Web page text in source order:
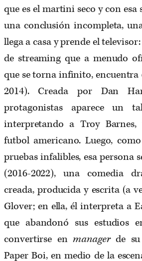
que es el martini seco y con esa
una conclusión incompleta,
llega a casa y prende el
de streaming que a menudo
que se torna infinito, encuentra
2014). Creada por Dan
protagonistas aparece un
interpretando a Troy Barnes,
futbol americano. Luego,
pruebas infalibles, esa persona
(2016-2022), una comedia
creada, producida y escrita (a
Glover; en ella, él interpreta a
que abandonó sus estudios
convertirse enmanagerde
Paper Boi, en medio de la